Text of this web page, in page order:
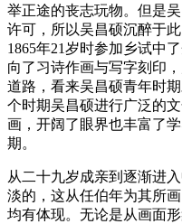
举正途的丧志玩物。但是
许可，所以吴昌硕沉醉于
1865年21岁时参加乡试中
向了习诗作画与写字刻印
道路，看来吴昌硕青年时
个时期吴昌硕进行广泛的
画，开阔了眼界也丰富了
期。
从二十九岁成亲到逐渐进
淡的，这从任伯年为其所
均有体现。无论是从画面